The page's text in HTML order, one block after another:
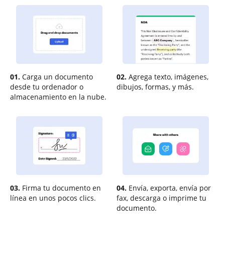
01. Carga un documento
desde tu ordenador o
almacenamiento en la nube.
02. Agrega texto, imágenes,
dibujos, formas, y más.
03. Firma tu documento en
línea en unos pocos clics.
04. Envía, exporta, envía por
fax, descarga o imprime tu
documento.